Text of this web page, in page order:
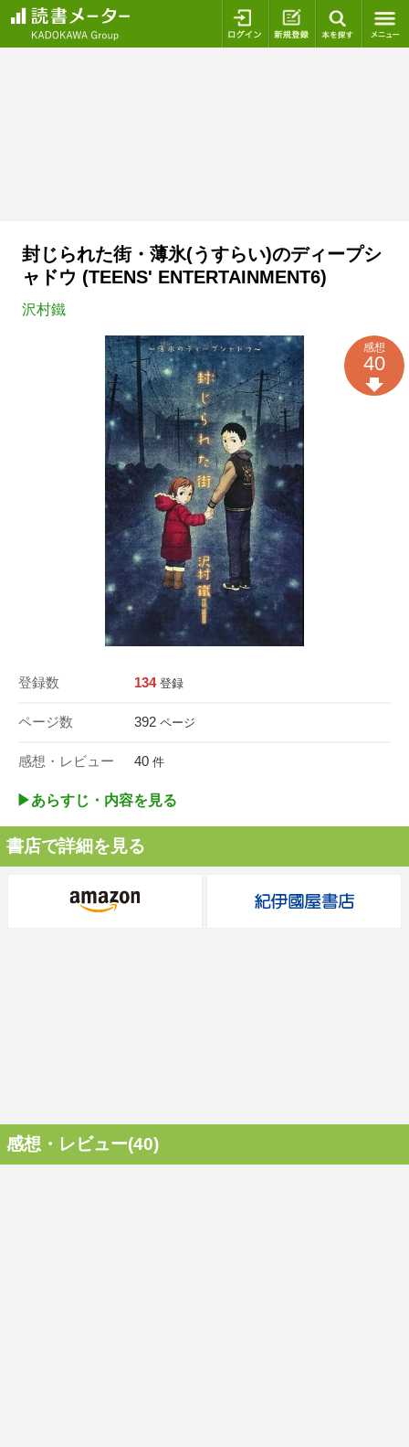
ログイン 新規登録
封じられた街・薄氷(うすらい)のディープシ
ャドウ (TEENS' ENTERTAINMENT6)
沢村鐵
登録数 134 登録
ページ数 392 ページ
感想・レビュー 40 件
感想
40
▶︎あらすじ・内容を見る
書店で詳細を見る
感想・レビュー(40)